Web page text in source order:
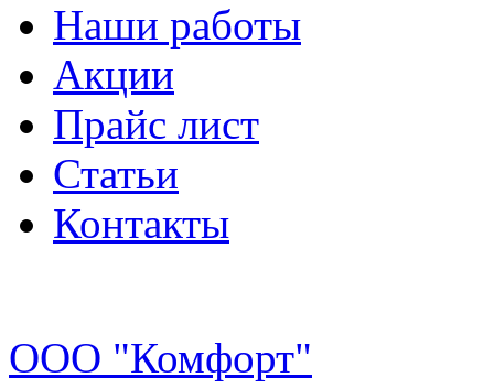
Наши работы
Акции
Прайс лист
Статьи
Контакты
ООО "Комфорт"